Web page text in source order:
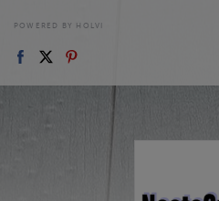
POWERED BY HOLVI